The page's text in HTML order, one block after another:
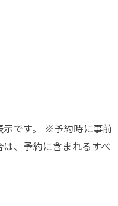
です。 ※予約時に事前
、予約に含まれるすべ